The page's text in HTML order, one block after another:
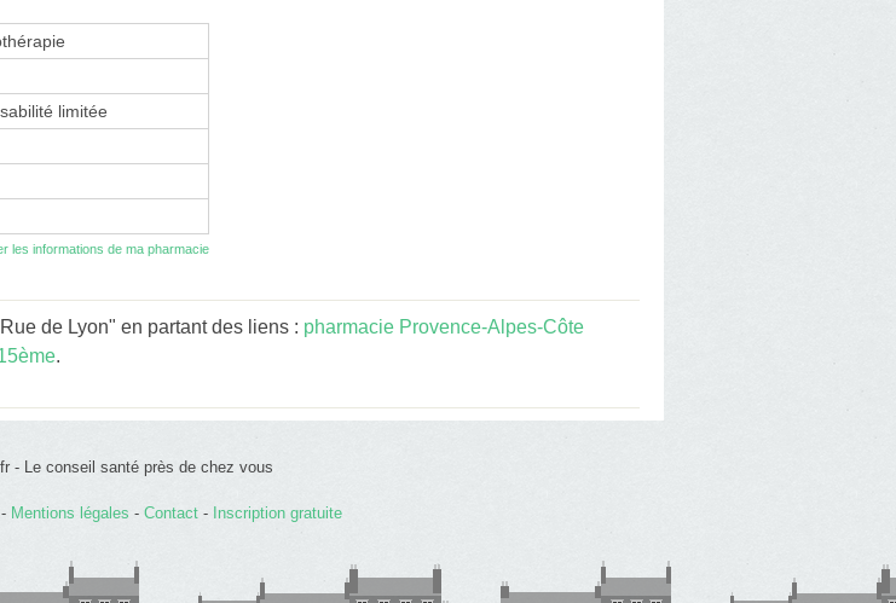
limitée
les informations de ma pharmacie
de Lyon" en partant des liens : pharmacie Provence-Alpes-Côte
.
- Le conseil santé près de chez vous
- Mentions légales - Contact- Inscription gratuite